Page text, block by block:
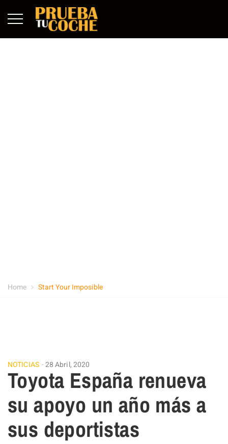
Home Start Your Imposible
NOTICIAS 28 Abril, 2020
Toyota España renueva
su apoyo un año más a
sus deportistas